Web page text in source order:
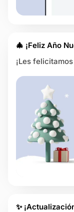
🎄 ¡Feliz Año
¡Les
✨